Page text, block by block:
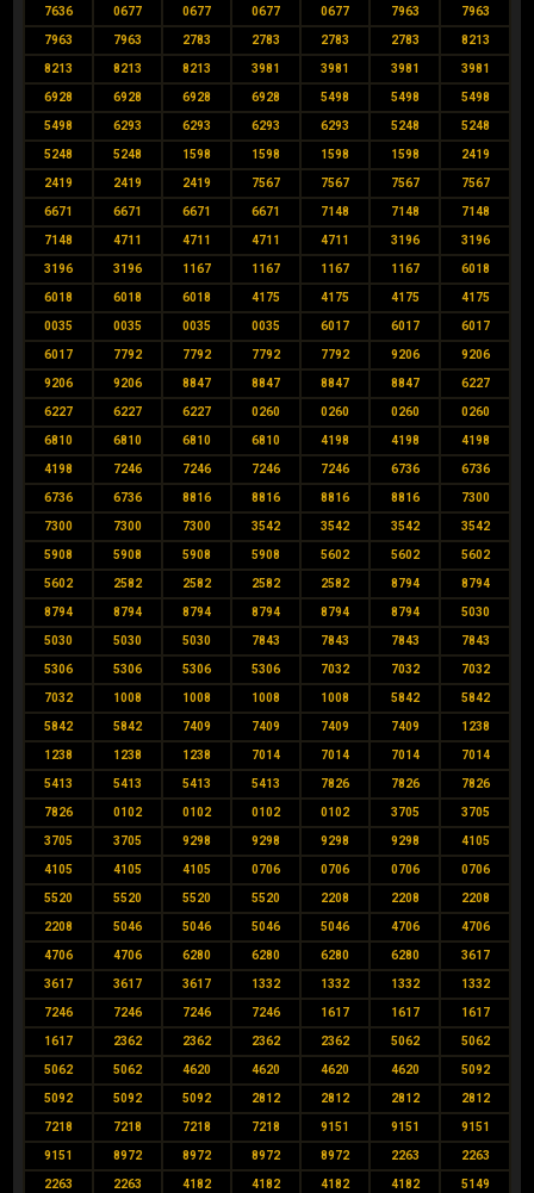
7636 0677 0677 0677 0677 7963 7963
7963 7963 2783 2783 2783 2783 8213
8213 8213 8213 3981 3981 3981 3981
6928 6928 6928 6928 5498 5498 5498
5498 6293 6293 6293 6293 5248 5248
5248 5248 1598 1598 1598 1598 2419
2419 2419 2419 7567 7567 7567 7567
6671 6671 6671 6671 7148 7148 7148
7148 4711 4711 4711 4711 3196 3196
3196 3196 1167 1167 1167 1167 6018
6018 6018 6018 4175 4175 4175 4175
0035 0035 0035 0035 6017 6017 6017
6017 7792 7792 7792 7792 9206 9206
9206 9206 8847 8847 8847 8847 6227
6227 6227 6227 0260 0260 0260 0260
6810 6810 6810 6810 4198 4198 4198
4198 7246 7246 7246 7246 6736 6736
6736 6736 8816 8816 8816 8816 7300
7300 7300 7300 3542 3542 3542 3542
5908 5908 5908 5908 5602 5602 5602
5602 2582 2582 2582 2582 8794 8794
8794 8794 8794 8794 8794 8794 5030
5030 5030 5030 7843 7843 7843 7843
5306 5306 5306 5306 7032 7032 7032
7032 1008 1008 1008 1008 5842 5842
5842 5842 7409 7409 7409 7409 1238
1238 1238 1238 7014 7014 7014 7014
5413 5413 5413 5413 7826 7826 7826
7826 0102 0102 0102 0102 3705 3705
3705 3705 9298 9298 9298 9298 4105
4105 4105 4105 0706 0706 0706 0706
5520 5520 5520 5520 2208 2208 2208
2208 5046 5046 5046 5046 4706 4706
4706 4706 6280 6280 6280 6280 3617
3617 3617 3617 1332 1332 1332 1332
7246 7246 7246 7246 1617 1617 1617
1617 2362 2362 2362 2362 5062 5062
5062 5062 4620 4620 4620 4620 5092
5092 5092 5092 2812 2812 2812 2812
7218 7218 7218 7218 9151 9151 9151
9151 8972 8972 8972 8972 2263 2263
2263 2263 4182 4182 4182 4182 5149